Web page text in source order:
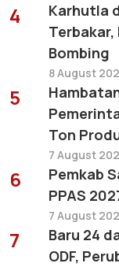
4
Karhutla
Terbakar,
Bombing
8 August
5
Ton
7 August
6
Pemkab
PPAS
7 August
7
Baru 24
ODF,